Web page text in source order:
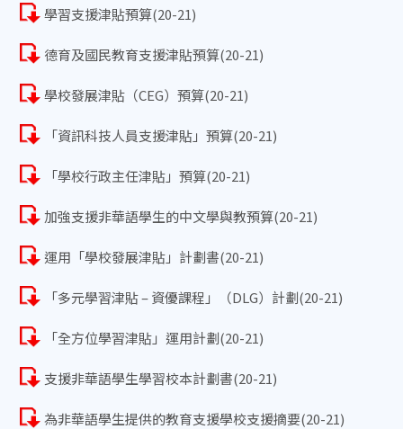
學習支援津貼預算(20-21)
德育及國民教育支援津貼預算(20-21)
學校發展津貼（CEG）預算(20-21)
「資訊科技人員支援津貼」預算(20-21)
「學校行政主任津貼」預算(20-21)
加強支援非華語學生的中文學與教預算(20-21)
運用「學校發展津貼」計劃書(20-21)
「多元學習津貼 – 資優課程」（DLG）計劃(20-21)
「全方位學習津貼」運用計劃(20-21)
支援非華語學生學習校本計劃書(20-21)
為非華語學生提供的教育支援學校支援摘要(20-21)